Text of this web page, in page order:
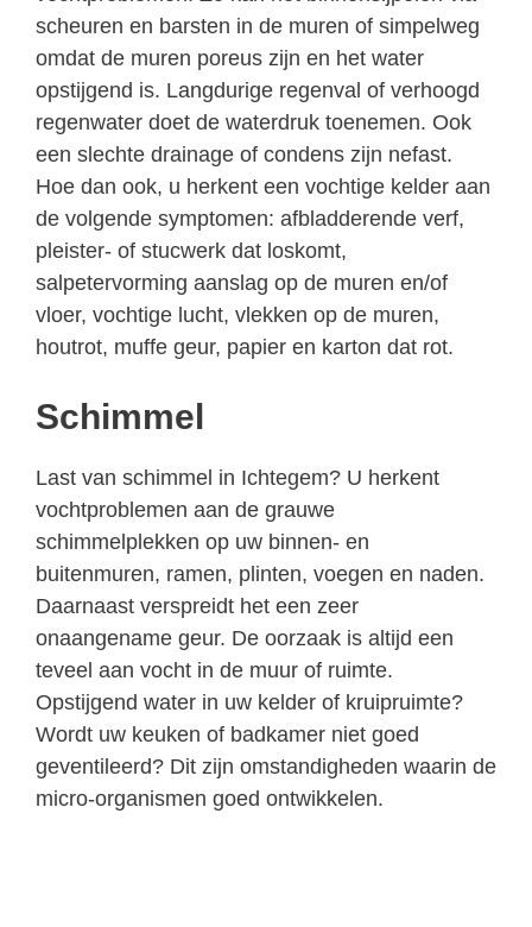
scheuren en barsten in de muren of simpelweg
omdat de muren poreus zijn en het water
opstijgend is. Langdurige regenval of verhoogd
regenwater doet de waterdruk toenemen. Ook
een slechte drainage of condens zijn nefast.
Hoe dan ook, u herkent een vochtige kelder aan
de volgende symptomen: afbladderende verf,
pleister- of stucwerk dat loskomt,
salpetervorming aanslag op de muren en/of
vloer, vochtige lucht, vlekken op de muren,
houtrot, muffe geur, papier en karton dat rot.
Schimmel
Last van schimmel in Ichtegem? U herkent
vochtproblemen aan de grauwe
schimmelplekken op uw binnen- en
buitenmuren, ramen, plinten, voegen en naden.
Daarnaast verspreidt het een zeer
onaangename geur. De oorzaak is altijd een
teveel aan vocht in de muur of ruimte.
Opstijgend water in uw kelder of kruipruimte?
Wordt uw keuken of badkamer niet goed
geventileerd? Dit zijn omstandigheden waarin de
micro-organismen goed ontwikkelen.